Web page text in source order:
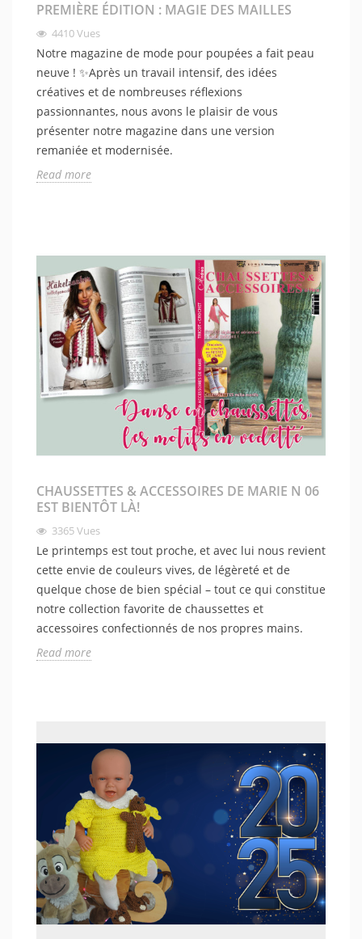
PREMIÈRE ÉDITION : MAGIE DES MAILLES
4410Vues
Notre magazine de mode pour poupées a fait peau
neuve ! ✨Après un travail intensif, des idées
créatives et de nombreuses réflexions
passionnantes, nous avons le plaisir de vous
présenter notre magazine dans une version
remaniée et modernisée.
Read more
CHAUSSETTES & ACCESSOIRES DE MARIE N 06
EST BIENTÔT LÀ!
3365Vues
Le printemps est tout proche, et avec lui nous revient
cette envie de couleurs vives, de légèreté et de
quelque chose de bien spécial – tout ce qui constitue
notre collection favorite de chaussettes et
accessoires confectionnés de nos propres mains.
Read more